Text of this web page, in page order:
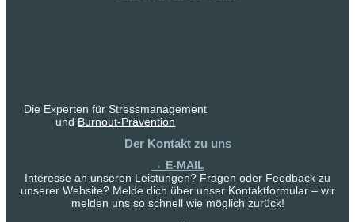
Die Experten für Stressmanagement
und Burnout-Prävention
Der Kontakt zu uns
→ E-MAIL
Interesse an unseren Leistungen? Fragen oder Feedback zu
unserer Website? Melde dich über unser Kontaktformular – wir
melden uns so schnell wie möglich zurück!